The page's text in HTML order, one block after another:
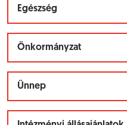
Egészség
Önkormányzat
Ünnep